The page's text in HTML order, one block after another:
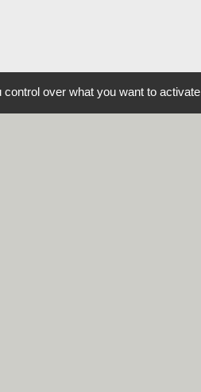
over what you want to activate